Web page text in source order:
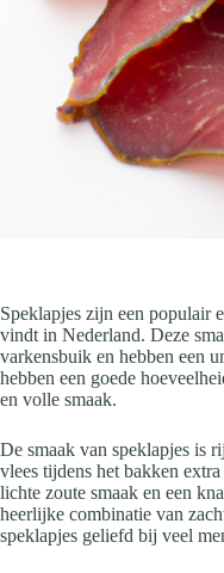
Speklapjes zijn een populair
vindt in Nederland. Deze
varkensbuik en hebben een
hebben een goede
en volle smaak.
De smaak van speklapjes is
vlees tijdens het bakken
lichte zoute smaak en een
heerlijke combinatie van
speklapjes geliefd bij veel